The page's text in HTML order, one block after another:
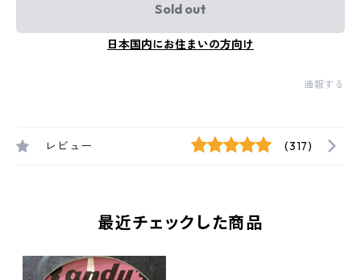
Sold out
日本国内にお住まいの方向け
通報する
レビュー (317)
最近チェックした商品